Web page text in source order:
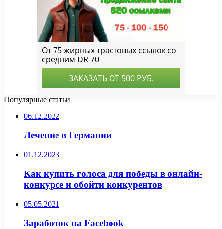
Популярные статьи
06.12.2022
Лечение в Германии
01.12.2023
Как купить голоса для победы в онлайн-
конкурсе и обойти конкурентов
05.05.2021
Заработок на Facebook